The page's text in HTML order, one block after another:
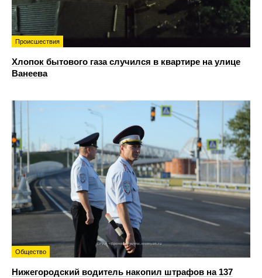
Происшествия
Хлопок бытового газа случился в квартире на улице
Ванеева
Общество
Нижегородский водитель накопил штрафов на 137